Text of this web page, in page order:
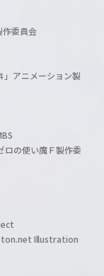
委員会
アニメーション製
ロの使い魔Ｆ製作委
Illustration